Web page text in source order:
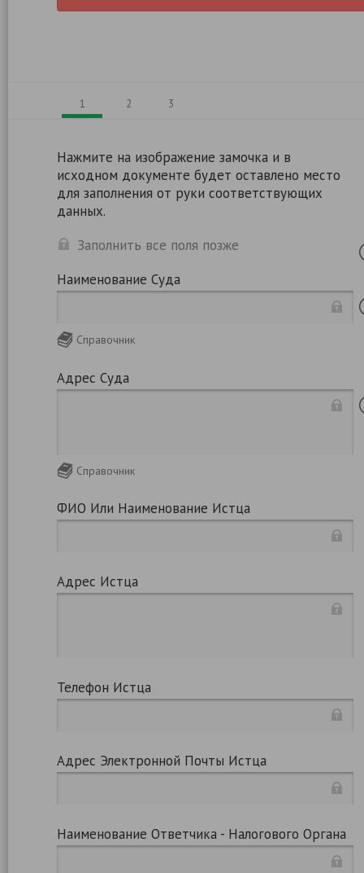
1 2 3
Нажмите на изображение замочка и в
исходном документе будет оставлено место
для заполнения от руки соответствующих
данных.
Заполнить все поля позже
Наименование Суда
Справочник
Адрес Суда
Справочник
ФИО Или Наименование Истца
Адрес Истца
Телефон Истца
Адрес Электронной Почты Истца
Наименование Ответчика - Налогового Органа